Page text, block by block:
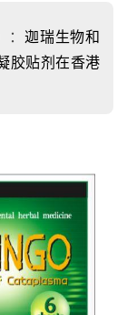
迦瑞生物和
胶贴剂在香港